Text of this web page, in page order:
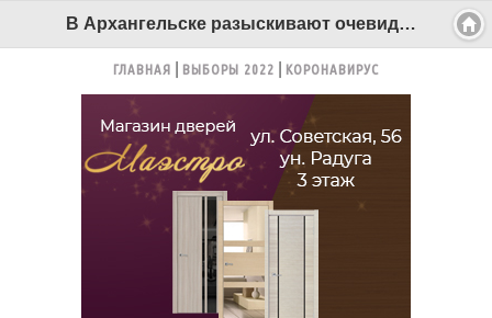
В Архангельске разыскивают очевидцев прошлогоднего ДТП, в котором серьезно пострадала девочка - Беломорканал Северодвинск tv29.ru
ГЛАВНАЯ ВЫБОРЫ 2022 КОРОНАВИРУС